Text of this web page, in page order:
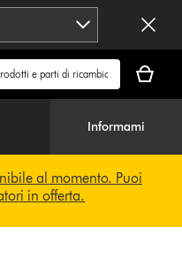
carrello
è
Informami
al momento. Puoi
in offerta.